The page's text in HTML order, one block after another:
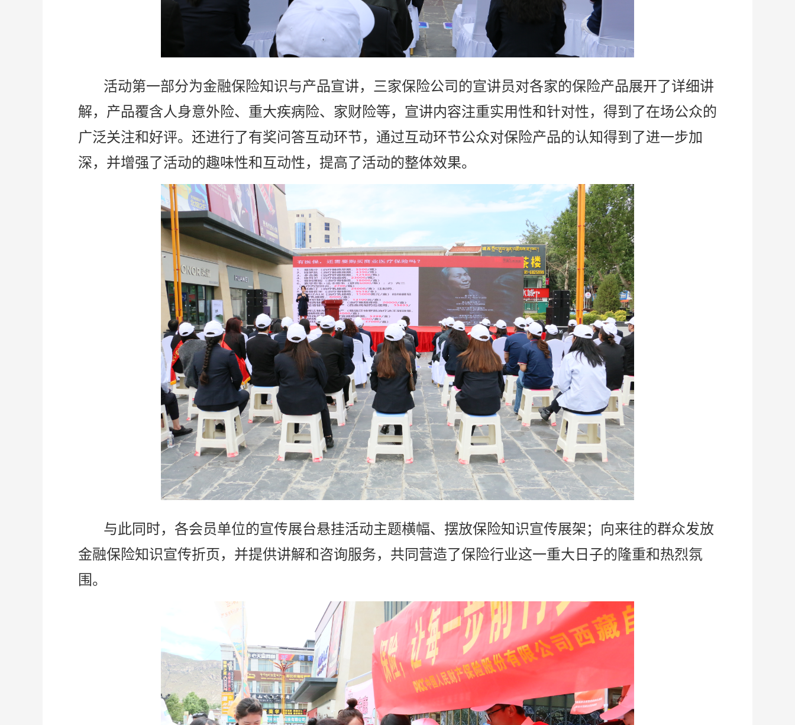
活动第一部分为金融保险知识与产品宣讲，三家保险公司的宣讲员对各家的保险产品展开了详细讲
解，产品覆含人身意外险、重大疾病险、家财险等，宣讲内容注重实用性和针对性，得到了在场公众的
广泛关注和好评。还进行了有奖问答互动环节，通过互动环节公众对保险产品的认知得到了进一步加
深，并增强了活动的趣味性和互动性，提高了活动的整体效果。
与此同时，各会员单位的宣传展台悬挂活动主题横幅、摆放保险知识宣传展架；向来往的群众发放
金融保险知识宣传折页，并提供讲解和咨询服务，共同营造了保险行业这一重大日子的隆重和热烈氛
围。